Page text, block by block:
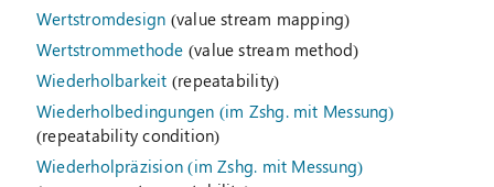
Wertstromdesign (value stream mapping)
Wertstrommethode (value stream method)
Wiederholbarkeit (repeatability)
Wiederholbedingungen (im Zshg. mit Messung)
(repeatability condition)
Wiederholpräzision (im Zshg. mit Messung)